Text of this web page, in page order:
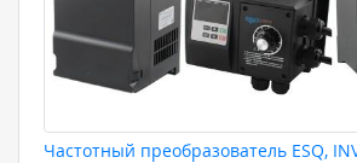
Частотный преобразователь ESQ,